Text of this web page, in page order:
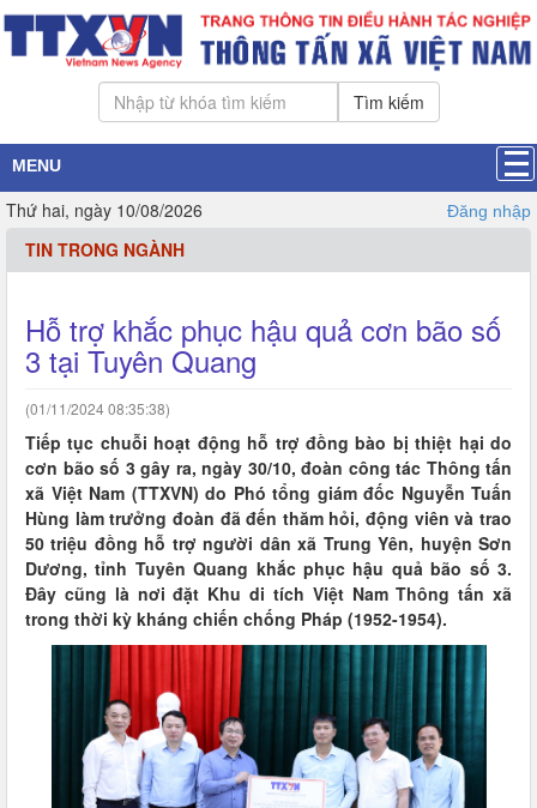
Tìm kiếm
MENU
Thứ hai, ngày 10/08/2026 Đăng nhập
TIN TRONG NGÀNH
Hỗ trợ khắc phục hậu quả cơn bão số
3 tại Tuyên Quang
(01/11/2024 08:35:38)
Tiếp tục chuỗi hoạt động hỗ trợ đồng bào bị thiệt hại do
cơn bão số 3 gây ra, ngày 30/10, đoàn công tác Thông tấn
xã Việt Nam (TTXVN) do Phó tổng giám đốc Nguyễn Tuấn
Hùng làm trưởng đoàn đã đến thăm hỏi, động viên và trao
50 triệu đồng hỗ trợ người dân xã Trung Yên, huyện Sơn
Dương, tỉnh Tuyên Quang khắc phục hậu quả bão số 3.
Đây cũng là nơi đặt Khu di tích Việt Nam Thông tấn xã
trong thời kỳ kháng chiến chống Pháp (1952-1954).